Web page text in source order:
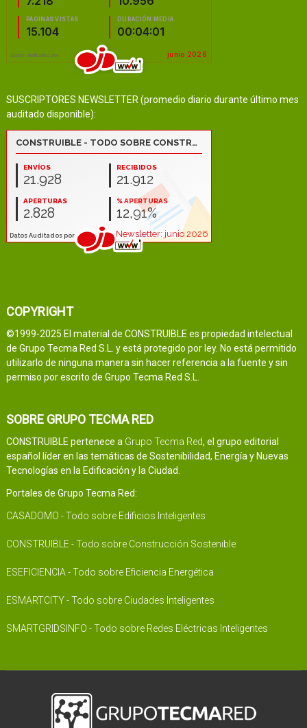
SUSCRIPTORES NEWSLETTER (promedio diario durante último mes
auditado disponible):
COPYRIGHT
©1999-2025 El material de CONSTRUIBLE es propiedad intelectual
de Grupo Tecma Red S.L. y está protegido por ley. No está permitido
utilizarlo de ninguna manera sin hacer referencia a la fuente y sin
permiso por escrito de Grupo Tecma Red S.L.
SOBRE GRUPO TECMA RED
CONSTRUIBLE pertenece a Grupo Tecma Red, el grupo editorial
español líder en las temáticas de Sostenibilidad, Energía y Nuevas
Tecnologías en la Edificación y la Ciudad.
Portales de Grupo Tecma Red:
CASADOMO - Todo sobre Edificios Inteligentes
CONSTRUIBLE - Todo sobre Construcción Sostenible
ESEFICIENCIA - Todo sobre Eficiencia Energética
ESMARTCITY - Todo sobre Ciudades Inteligentes
SMARTGRIDSINFO - Todo sobre Redes Eléctricas Inteligentes